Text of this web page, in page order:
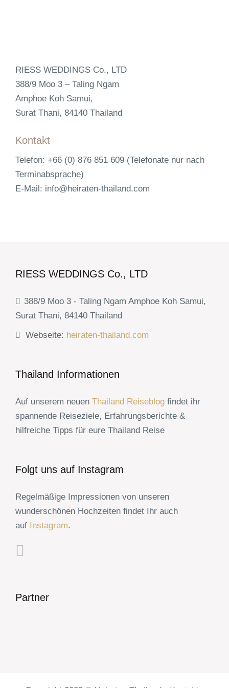
RIESS WEDDINGS Co., LTD
388/9 Moo 3 – Taling Ngam
Amphoe Koh Samui,
Surat Thani, 84140 Thailand
Kontakt
Telefon: +66 (0) 876 851 609 (Telefonate nur nach
Terminabsprache)
E-Mail: info@heiraten-thailand.com
RIESS WEDDINGS Co., LTD
388/9 Moo 3 - Taling Ngam Amphoe Koh Samui,
Surat Thani, 84140 Thailand
Webseite: heiraten-thailand.com
Thailand Informationen
Auf unserem neuen Thailand Reiseblog findet ihr
spannende Reiseziele, Erfahrungsberichte &
hilfreiche Tipps für eure Thailand Reise
Folgt uns auf Instagram
Regelmäßige Impressionen von unseren
wunderschönen Hochzeiten findet Ihr auch
auf Instagram.
Partner